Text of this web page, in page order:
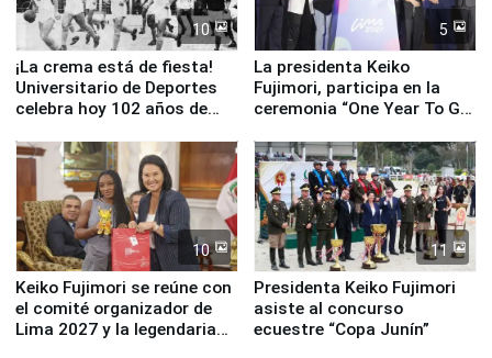
10
¡La crema está de fiesta!
Universitario de Deportes
celebra hoy 102 años de
5
La presidenta Keiko
Fujimori, participa en la
ceremonia “One Year To Go
10
Keiko Fujimori se reúne con
el comité organizador de
Lima 2027 y la legendaria
11
Presidenta Keiko Fujimori
asiste al concurso
ecuestre “Copa Junín”